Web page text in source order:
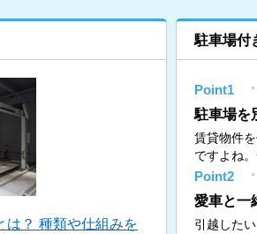
は？ 種類や仕組みを
駐車場付
Point1
駐車場を
賃貸物件
ですよね
Point2
愛車と一
引越した